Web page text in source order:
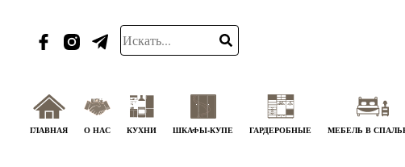
ГЛАВНАЯ О НАС КУХНИ ШКАФЫ-КУПЕ ГАРДЕРОБНЫЕ МЕБЕЛЬ В